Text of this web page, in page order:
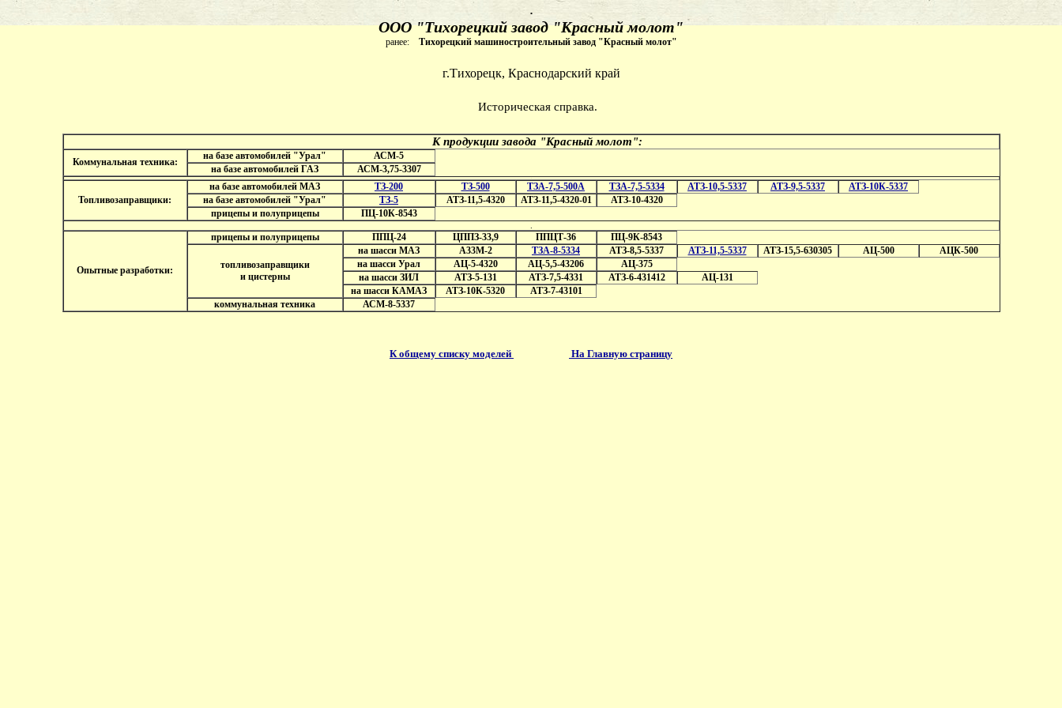
.
ООО "Тихорецкий завод "Красный молот"
ранее: Тихорецкий машиностроительный завод "Красный молот"
г.Тихорецк, Краснодарский край
Историческая справка.
К продукции завода "Красный молот":
Коммунальная техника:
на базе автомобилей "Урал"
АСМ-5
на базе автомобилей ГАЗ
АСМ-3,75-3307
Топливозаправщики:
на базе автомобилей МАЗ ТЗ-200 ТЗ-500 ТЗА-7,5-500А ТЗА-7,5-5334 АТЗ-10,5-5337 АТЗ-9,5-5337
АТЗ-10К-5337
на базе автомобилей "Урал"
ТЗ-5 АТЗ-11,5-4320 АТЗ-11,5-4320-01
АТЗ-10-4320
прицепы и полуприцепы
ПЦ-10К-8543
Опытные разработки:
прицепы и полуприцепы ППЦ-24 ЦППЗ-33,9 ППЦТ-36 ПЦ-9К-8543
топливозаправщики
и цистерны
на шасси МАЗ А33М-2 ТЗА-8-5334 АТЗ-8,5-5337 АТЗ-11,5-5337 АТЗ-15,5-630305 АЦ-500
АЦК-500
на шасси Урал
АЦ-5-4320 АЦ-5,5-43206
АЦ-375
на шасси ЗИЛ
АТЗ-5-131 АТЗ-7,5-4331 АТЗ-6-431412
АЦ-131
на шасси КАМАЗ
АТЗ-10К-5320
АТЗ-7-43101
коммунальная техника
АСМ-8-5337
К общему списку моделей На Главную страницу